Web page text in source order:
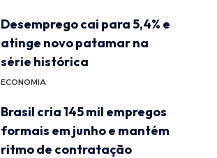
Desemprego cai para 5,4% e
atinge novo patamar na
série histórica
ECONOMIA
Brasil cria 145 mil empregos
formais em junho e mantém
ritmo de contratação